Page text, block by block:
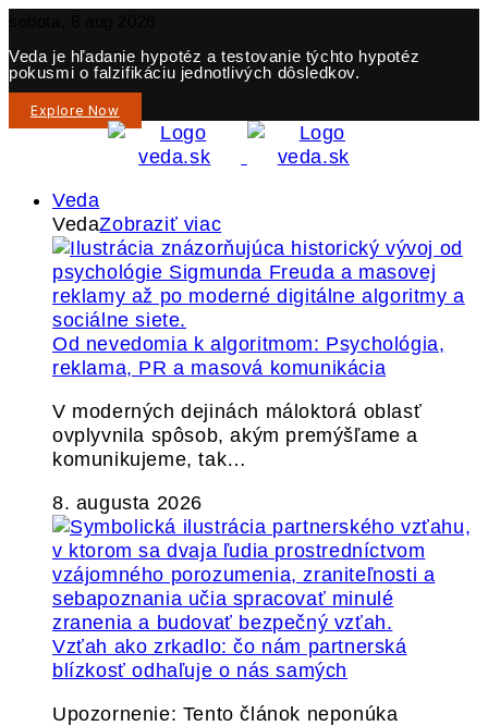
Veda je hľadanie hypotéz a testovanie týchto hypotéz
pokusmi o falzifikáciu jednotlivých dôsledkov.
Explore Now
Veda
VedaZobraziť viac
Od nevedomia k algoritmom: Psychológia,
reklama, PR a masová komunikácia
V moderných dejinách máloktorá oblasť
ovplyvnila spôsob, akým premýšľame a
komunikujeme, tak…
8. augusta 2026
Vzťah ako zrkadlo: čo nám partnerská
blízkosť odhaľuje o nás samých
Upozornenie: Tento článok neponúka